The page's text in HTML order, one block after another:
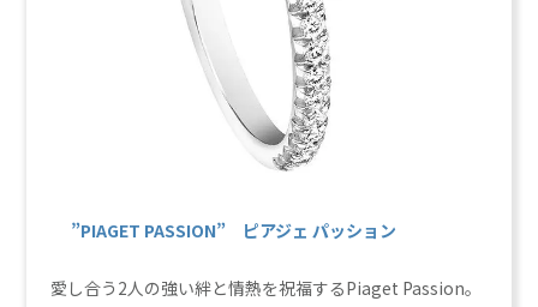
”PIAGET PASSION” ピアジェ パッション
愛し合う2人の強い絆と情熱を祝福するPiaget Passion。